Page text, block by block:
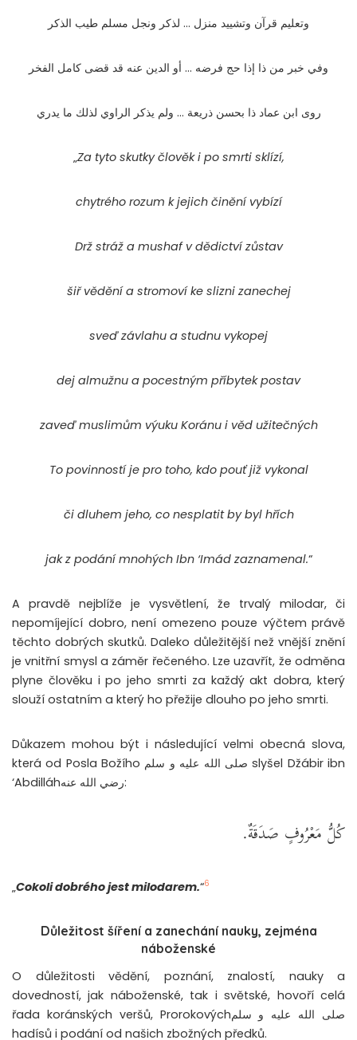
وتعليم قرآن وتشييد منزل … لذكر ونجل مسلم طيب الذكر
وفي خبر من ذا إذا حج فرضه … أو الدين عنه قد قضى كامل الفخر
روى ابن عماد ذا بحسن ذريعة … ولم يذكر الراوي لذلك ما يدري
„Za tyto skutky člověk i po smrti sklízí,
chytrého rozum k jejich činění vybízí
Drž stráž a mushaf v dědictví zůstav
šiř vědění a stromoví ke slizni zanechej
sveď závlahu a studnu vykopej
dej almužnu a pocestným příbytek postav
zaveď muslimům výuku Koránu i věd užitečných
To povinností je pro toho, kdo pouť již vykonal
či dluhem jeho, co nesplatit by byl hřích
jak z podání mnohých Ibn ‘Imád zaznamenal.“
A pravdě nejblíže je vysvětlení, že trvalý milodar, či
nepomíjející dobro, není omezeno pouze výčtem právě
těchto dobrých skutků. Daleko důležitější než vnější znění
je vnitřní smysl a záměr řečeného. Lze uzavřít, že odměna
plyne člověku i po jeho smrti za každý akt dobra, který
slouží ostatním a který ho přežije dlouho po jeho smrti.
Důkazem mohou být i následující velmi obecná slova,
která od Posla Božího صلى الله عليه و سلم slyšel Džábir ibn
‘Abdilláhرضي الله عنه:
كُلُّ مَعْرُوفٍ صَدَقَةٌ.
„Cokoli dobrého jest milodarem.“6
Důležitost šíření a zanechání nauky, zejména
náboženské
O důležitosti vědění, poznání, znalostí, nauky a
dovedností, jak náboženské, tak i světské, hovoří celá
řada koránských veršů, Prorokovýchصلى الله عليه و سلم
hadísů i podání od našich zbožných předků.